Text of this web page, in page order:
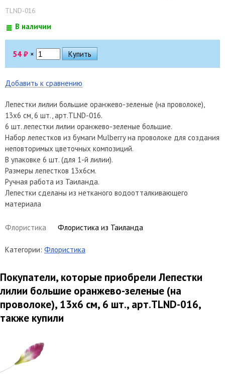
TLND-016
В наличии
54 ₽ ×
Добавить к сравнению
Лепестки лилии большие оранжево-зеленые (на проволоке),
13х6 см, 6 шт., арт.TLND-016.
6 шт. лепестки лилии оранжево-зеленые большие.
Набор лепестков из бумаги Mulberry на проволоке для создания
неповторимых цветочных композиций.
В упаковке 6 шт. (для 1-й лилии).
Размеры лепестков 13х6см.
Ручная работа из Таиланда.
Лепестки сделаны из нетканого водоотталкивающего
материала
Флористика Флористика из Таиланда
Категории: Флористика
Покупатели, которые приобрели Лепестки
лилии большие оранжево-зеленые (на
проволоке), 13х6 см, 6 шт., арт.TLND-016,
также купили